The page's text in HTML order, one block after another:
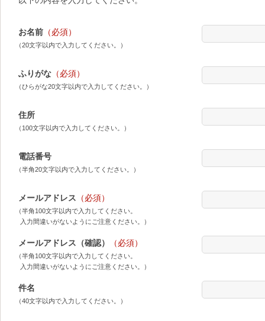
お名前 （必須）
（20文字以内で入力してください。）
ふりがな （必須）
（ひらがな20文字以内で入力してください。）
住所
（100文字以内で入力してください。）
電話番号
（半角20文字以内で入力してください。）
メールアドレス （必須）
（半角100文字以内で入力してください。
入力間違いがないようにご注意ください。）
メールアドレス（確認） （必須）
（半角100文字以内で入力してください。
入力間違いがないようにご注意ください。）
件名
（40文字以内で入力してください。）